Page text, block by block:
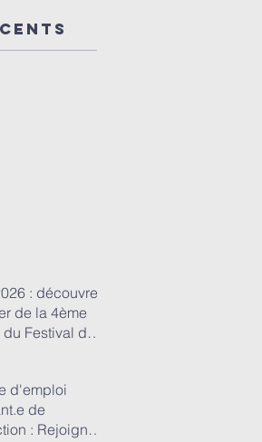
de
de
: découvrez
de la 4ème
Festival de
d'emploi
de
: Rejoignez